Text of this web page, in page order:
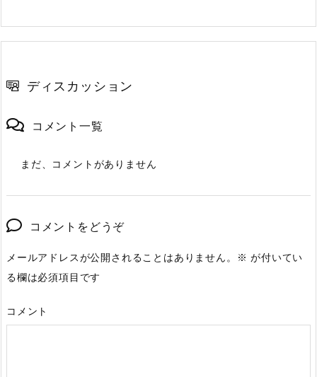
ディスカッション
コメント一覧
まだ、コメントがありません
コメントをどうぞ
メールアドレスが公開されることはありません。 ※ が付いてい
る欄は必須項目です
コメント